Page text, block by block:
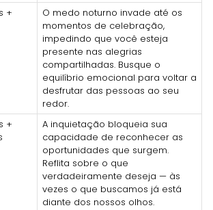
+
O medo noturno invade até os
momentos de celebração,
impedindo que você esteja
presente nas alegrias
compartilhadas. Busque o
equilíbrio emocional para voltar a
desfrutar das pessoas ao seu
redor.
+
A inquietação bloqueia sua
capacidade de reconhecer as
oportunidades que surgem.
Reflita sobre o que
verdadeiramente deseja — às
vezes o que buscamos já está
diante dos nossos olhos.